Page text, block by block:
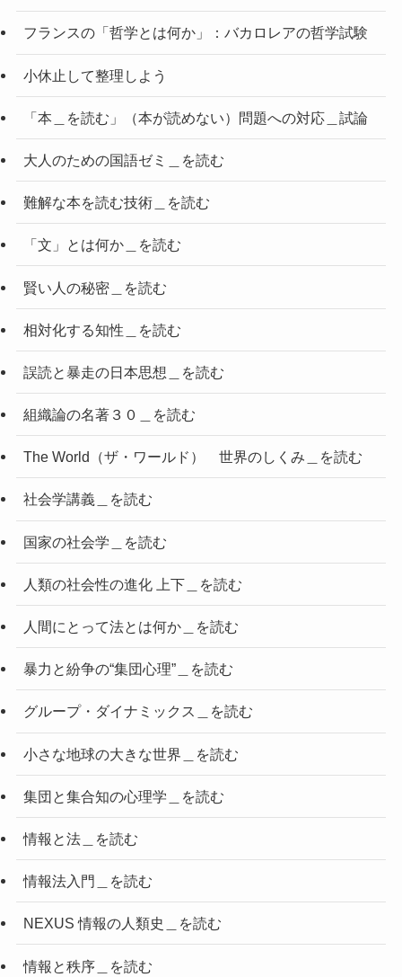
フランスの「哲学とは何か」：バカロレアの哲学試験
小休止して整理しよう
「本＿を読む」（本が読めない）問題への対応＿試論
大人のための国語ゼミ＿を読む
難解な本を読む技術＿を読む
「文」とは何か＿を読む
賢い人の秘密＿を読む
相対化する知性＿を読む
誤読と暴走の日本思想＿を読む
組織論の名著３０＿を読む
The World（ザ・ワールド） 世界のしくみ＿を読む
社会学講義＿を読む
国家の社会学＿を読む
人類の社会性の進化 上下＿を読む
人間にとって法とは何か＿を読む
暴力と紛争の“集団心理”＿を読む
グループ・ダイナミックス＿を読む
小さな地球の大きな世界＿を読む
集団と集合知の心理学＿を読む
情報と法＿を読む
情報法入門＿を読む
NEXUS 情報の人類史＿を読む
情報と秩序＿を読む